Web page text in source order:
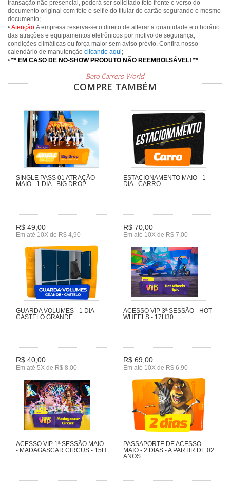
transação não presencial, poderá ser solicitado foto frente e verso do
documento original com foto e selfie do titular do cartão segurando o mesmo
documento;
• Atenção:A empresa reserva-se o direito de alterar a quantidade e o horário
das atrações e equipamentos eletrônicos por motivo de segurança,
condições climáticas ou força maior sem aviso prévio. Confira nosso
calendário de manutenção clicando aqui;
• ** EM CASO DE NO-SHOW PRODUTO NÃO REEMBOLSÁVEL! **
Beto Carrero World
COMPRE TAMBÉM
SINGLE PASS 01 ATRAÇÃO
MAIO - 1 DIA - BIG DROP
R$ 49,00
Em até 10X de R$ 4,90
ESTACIONAMENTO MAIO - 1
DIA - CARRO
R$ 70,00
Em até 10X de R$ 7,00
GUARDA VOLUMES - 1 DIA -
CASTELO GRANDE
R$ 40,00
Em até 5X de R$ 8,00
ACESSO VIP 3ª SESSÃO - HOT
WHEELS - 17H30
R$ 69,00
Em até 10X de R$ 6,90
ACESSO VIP 1ª SESSÃO MAIO
- MADAGASCAR CIRCUS - 15H
PASSAPORTE DE ACESSO
MAIO - 2 DIAS - A PARTIR DE 02
ANOS